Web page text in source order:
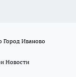
Город Иваново
Новости